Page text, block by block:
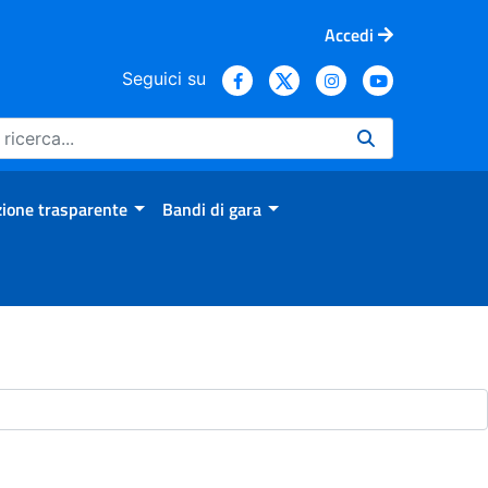
Accedi
Seguici su
trasparente Bandi di gara